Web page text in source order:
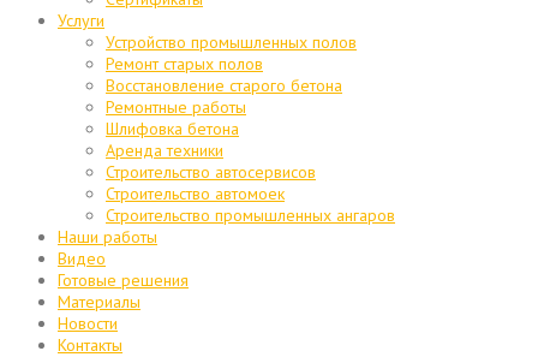
Услуги
Устройство промышленных полов
Ремонт старых полов
Восстановление старого бетона
Ремонтные работы
Шлифовка бетона
Аренда техники
Строительство автосервисов
Строительство автомоек
Строительство промышленных ангаров
Наши работы
Видео
Готовые решения
Материалы
Новости
Контакты